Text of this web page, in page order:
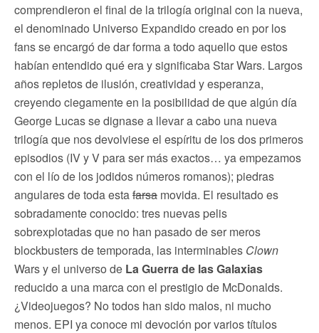
comprendieron el final de la trilogía original con la nueva,
el denominado Universo Expandido creado en por los
fans se encargó de dar forma a todo aquello que estos
habían entendido qué era y significaba Star Wars. Largos
años repletos de ilusión, creatividad y esperanza,
creyendo ciegamente en la posibilidad de que algún día
George Lucas se dignase a llevar a cabo una nueva
trilogía que nos devolviese el espíritu de los dos primeros
episodios (IV y V para ser más exactos… ya empezamos
con el lío de los jodidos números romanos); piedras
angulares de toda estafarsa movida. El resultado es
sobradamente conocido: tres nuevas pelis
sobrexplotadas que no han pasado de ser meros
blockbusters de temporada, las interminables Clown
Wars y el universo de La Guerra de las Galaxias
reducido a una marca con el prestigio de McDonalds.
¿Videojuegos? No todos han sido malos, ni mucho
menos. EPI ya conoce mi devoción por varios títulos